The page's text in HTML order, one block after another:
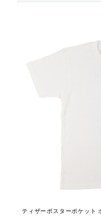
ティザーポスターポケッ